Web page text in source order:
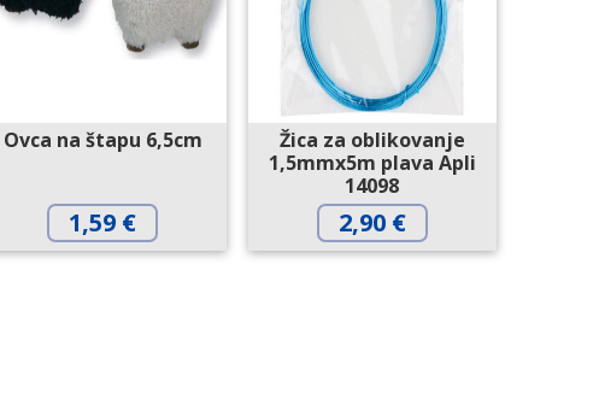
Ovca na štapu 6,5cm
1,59 €
Žica za oblikovanje
1,5mmx5m plava Apli
14098
2,90 €